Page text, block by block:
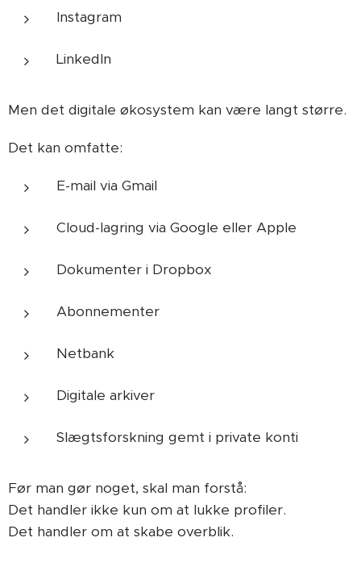
Instagram
LinkedIn
Men det digitale økosystem kan være langt større.
Det kan omfatte:
E-mail via Gmail
Cloud-lagring via Google eller Apple
Dokumenter i Dropbox
Abonnementer
Netbank
Digitale arkiver
Slægtsforskning gemt i private konti
Før man gør noget, skal man forstå:
Det handler ikke kun om at lukke profiler.
Det handler om at skabe overblik.